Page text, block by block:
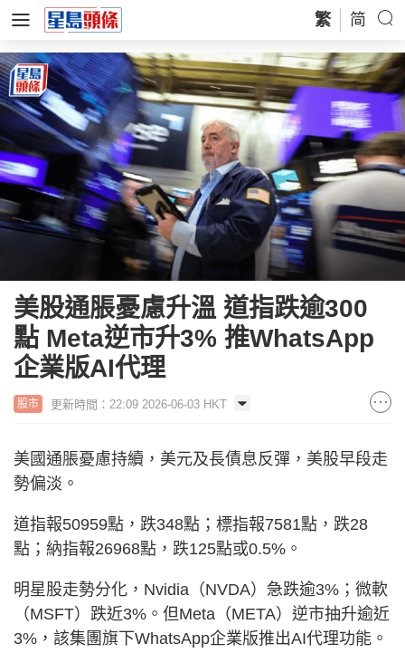
繁 简
美股通脹憂慮升溫 道指跌逾300
點 Meta逆市升3% 推WhatsApp
企業版AI代理
股市 更新時間：22:09 2026-06-03 HKT
美國通脹憂慮持續，美元及長債息反彈，美股早段走
勢偏淡。
道指報50959點，跌348點；標指報7581點，跌28
點；納指報26968點，跌125點或0.5%。
明星股走勢分化，Nvidia（NVDA）急跌逾3%；微軟
（MSFT）跌近3%。但Meta（META）逆市抽升逾近
3%，該集團旗下WhatsApp企業版推出AI代理功能。